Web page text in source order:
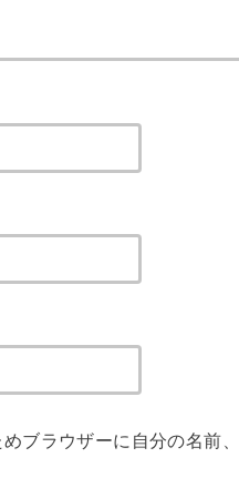
ブラウザーに自分の名前